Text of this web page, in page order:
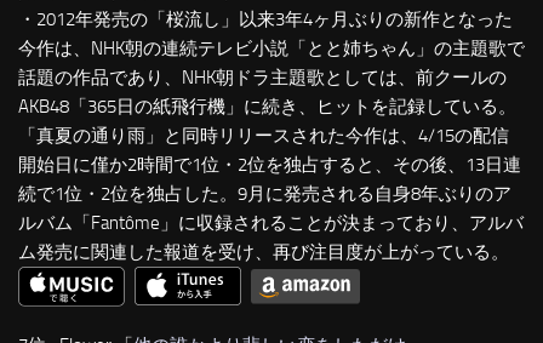
・2012年発売の「桜流し」以来3年4ヶ月ぶりの新作となった
今作は、NHK朝の連続テレビ小説「とと姉ちゃん」の主題歌で
話題の作品であり、NHK朝ドラ主題歌としては、前クールの
AKB48「365日の紙飛行機」に続き、ヒットを記録している。
「真夏の通り雨」と同時リリースされた今作は、4/15の配信
開始日に僅か2時間で1位・2位を独占すると、その後、13日連
続で1位・2位を独占した。9月に発売される自身8年ぶりのア
ルバム「Fantôme」に収録されることが決まっており、アルバ
ム発売に関連した報道を受け、再び注目度が上がっている。